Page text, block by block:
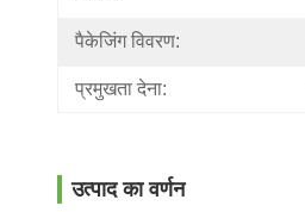
पैकेजिंग विवरण:
प्रमुखता देना:
उत्पाद का वर्णन